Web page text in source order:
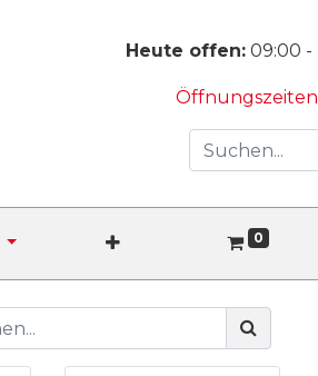
Heute offen: 09:00 -
Öffnungszeiten
0